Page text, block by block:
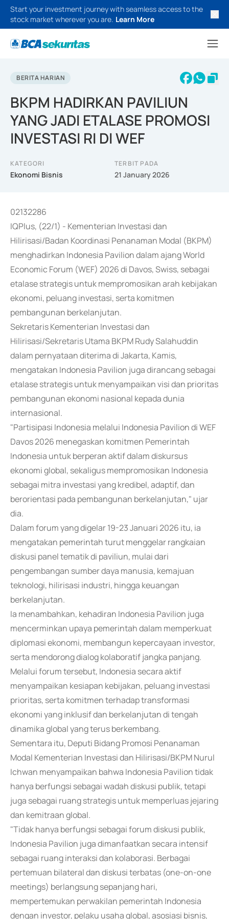
Start your investment journey with seamless access to the
stock market wherever you are. Learn More
BERITA HARIAN
BKPM HADIRKAN PAVILIUN
YANG JADI ETALASE PROMOSI
INVESTASI RI DI WEF
KATEGORI
Ekonomi Bisnis
TERBIT PADA
21 January 2026
02132286
IQPlus, (22/1) - Kementerian Investasi dan
Hilirisasi/Badan Koordinasi Penanaman Modal (BKPM)
menghadirkan Indonesia Pavilion dalam ajang World
Economic Forum (WEF) 2026 di Davos, Swiss, sebagai
etalase strategis untuk mempromosikan arah kebijakan
ekonomi, peluang investasi, serta komitmen
pembangunan berkelanjutan.
Sekretaris Kementerian Investasi dan
Hilirisasi/Sekretaris Utama BKPM Rudy Salahuddin
dalam pernyataan diterima di Jakarta, Kamis,
mengatakan Indonesia Pavilion juga dirancang sebagai
etalase strategis untuk menyampaikan visi dan prioritas
pembangunan ekonomi nasional kepada dunia
internasional.
"Partisipasi Indonesia melalui Indonesia Pavilion di WEF
Davos 2026 menegaskan komitmen Pemerintah
Indonesia untuk berperan aktif dalam diskursus
ekonomi global, sekaligus mempromosikan Indonesia
sebagai mitra investasi yang kredibel, adaptif, dan
berorientasi pada pembangunan berkelanjutan," ujar
dia.
Dalam forum yang digelar 19-23 Januari 2026 itu, ia
mengatakan pemerintah turut menggelar rangkaian
diskusi panel tematik di paviliun, mulai dari
pengembangan sumber daya manusia, kemajuan
teknologi, hilirisasi industri, hingga keuangan
berkelanjutan.
Ia menambahkan, kehadiran Indonesia Pavilion juga
mencerminkan upaya pemerintah dalam memperkuat
diplomasi ekonomi, membangun kepercayaan investor,
serta mendorong dialog kolaboratif jangka panjang.
Melalui forum tersebut, Indonesia secara aktif
menyampaikan kesiapan kebijakan, peluang investasi
prioritas, serta komitmen terhadap transformasi
ekonomi yang inklusif dan berkelanjutan di tengah
dinamika global yang terus berkembang.
Sementara itu, Deputi Bidang Promosi Penanaman
Modal Kementerian Investasi dan Hilirisasi/BKPM Nurul
Ichwan menyampaikan bahwa Indonesia Pavilion tidak
hanya berfungsi sebagai wadah diskusi publik, tetapi
juga sebagai ruang strategis untuk memperluas jejaring
dan kemitraan global.
"Tidak hanya berfungsi sebagai forum diskusi publik,
Indonesia Pavilion juga dimanfaatkan secara intensif
sebagai ruang interaksi dan kolaborasi. Berbagai
pertemuan bilateral dan diskusi terbatas (one-on-one
meetings) berlangsung sepanjang hari,
mempertemukan perwakilan pemerintah Indonesia
dengan investor, pelaku usaha global, asosiasi bisnis,